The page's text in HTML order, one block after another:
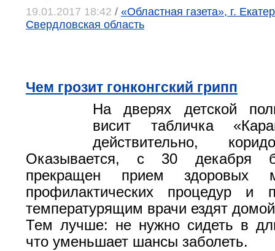
19.01.2017 18:42 / «Областная газета», г.
Свердловская область
Чем грозит гонконгский грипп
На дверях детской
висит табличка
действительно,
Оказывается, с 30 декабря
прекращен прием здоровых
профилактических процедур и
температурящим врачи ездят
Тем лучше: не нужно сидеть в
что уменьшает шансы заболеть.